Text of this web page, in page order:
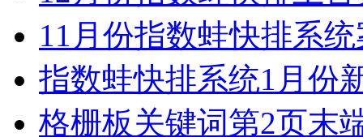
11月份指数蛙快排系
指数蛙快排系统1月份
格栅板关键词第2页末